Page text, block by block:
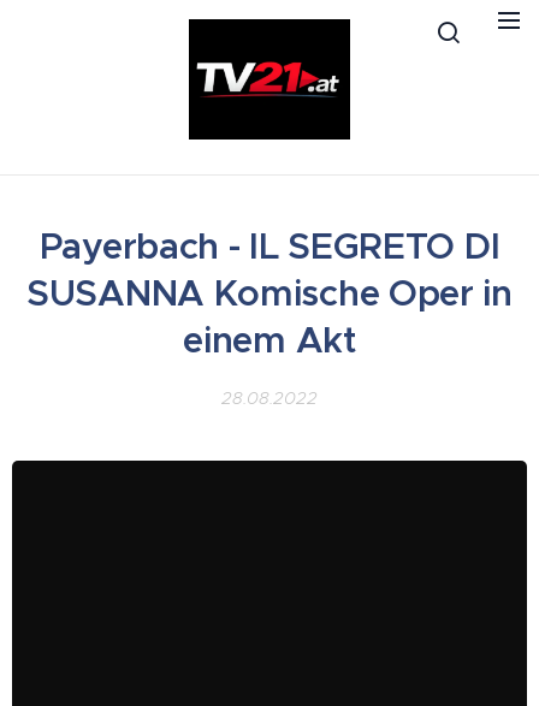
Payerbach - IL SEGRETO DI
SUSANNA Komische Oper in
einem Akt
28.08.2022